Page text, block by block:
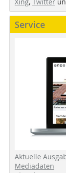
Service
Aktuelle
Mediadaten